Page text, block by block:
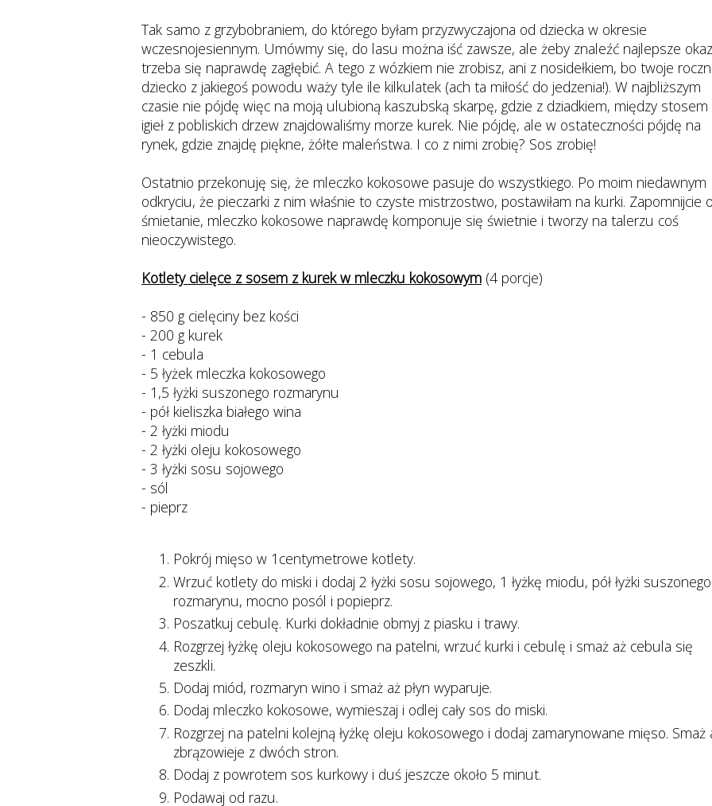
Tak samo z grzybobraniem, do którego byłam przyzwyczajona od dziecka w okresie
wczesnojesiennym. Umówmy się, do lasu można iść zawsze, ale żeby znaleźć najlepsze
trzeba się naprawdę zagłębić. A tego z wózkiem nie zrobisz, ani z nosidełkiem, bo twoje
dziecko z jakiegoś powodu waży tyle ile kilkulatek (ach ta miłość do jedzenia!). W najbliższym
czasie nie pójdę więc na moją ulubioną kaszubską skarpę, gdzie z dziadkiem, między stosem
igieł z pobliskich drzew znajdowaliśmy morze kurek. Nie pójdę, ale w ostateczności pójdę na
rynek, gdzie znajdę piękne, żółte maleństwa. I co z nimi zrobię? Sos zrobię!
Ostatnio przekonuję się, że mleczko kokosowe pasuje do wszystkiego. Po moim niedawnym
odkryciu, że pieczarki z nim właśnie to czyste mistrzostwo, postawiłam na kurki. Zapomnijcie
śmietanie, mleczko kokosowe naprawdę komponuje się świetnie i tworzy na talerzu coś
nieoczywistego.
Kotlety cielęce z sosem z kurek w mleczku kokosowym (4 porcje)
- 850 g cielęciny bez kości
- 200 g kurek
- 1 cebula
- 5 łyżek mleczka kokosowego
- 1,5 łyżki suszonego rozmarynu
- pół kieliszka białego wina
- 2 łyżki miodu
- 2 łyżki oleju kokosowego
- 3 łyżki sosu sojowego
- sól
- pieprz
Pokrój mięso w 1centymetrowe kotlety.
Wrzuć kotlety do miski i dodaj 2 łyżki sosu sojowego, 1 łyżkę miodu, pół łyżki suszonego
rozmarynu, mocno posól i popieprz.
Poszatkuj cebulę. Kurki dokładnie obmyj z piasku i trawy.
Rozgrzej łyżkę oleju kokosowego na patelni, wrzuć kurki i cebulę i smaż aż cebula się
zeszkli.
Dodaj miód, rozmaryn wino i smaż aż płyn wyparuje.
Dodaj mleczko kokosowe, wymieszaj i odlej cały sos do miski.
Rozgrzej na patelni kolejną łyżkę oleju kokosowego i dodaj zamarynowane mięso. Smaż
zbrązowieje z dwóch stron.
Dodaj z powrotem sos kurkowy i duś jeszcze około 5 minut.
Podawaj od razu.